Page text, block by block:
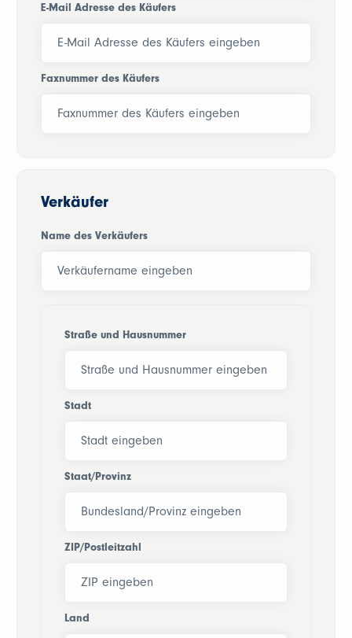
E-Mail Adresse des Käufers
Faxnummer des Käufers
Verkäufer
Name des Verkäufers
Straße und Hausnummer
Stadt
Staat/Provinz
ZIP/Postleitzahl
Land